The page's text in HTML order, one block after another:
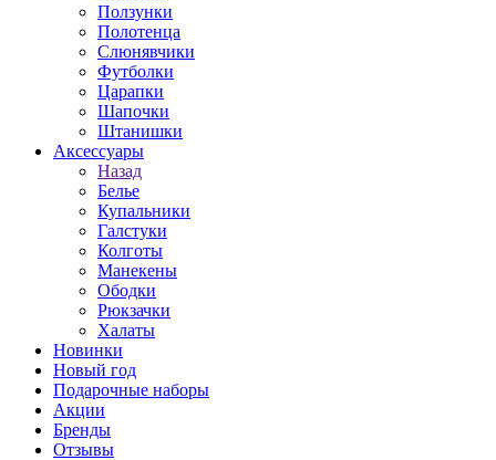
Ползунки
Полотенца
Слюнявчики
Футболки
Царапки
Шапочки
Штанишки
Аксессуары
Назад
Белье
Купальники
Галстуки
Колготы
Манекены
Ободки
Рюкзачки
Халаты
Новинки
Новый год
Подарочные наборы
Акции
Бренды
Отзывы